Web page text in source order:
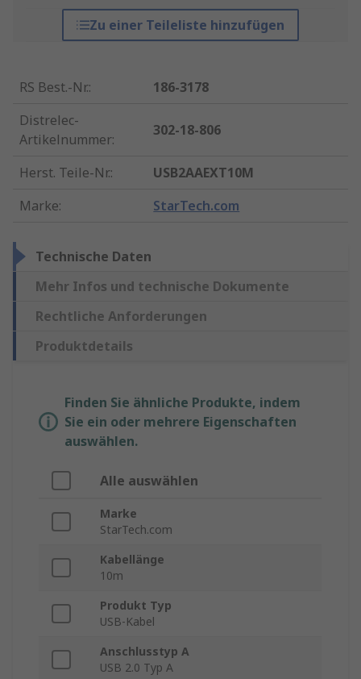
Zu einer Teileliste hinzufügen
RS Best.-Nr.:
186-3178
Distrelec-
Artikelnummer:
302-18-806
Herst. Teile-Nr.:
USB2AAEXT10M
Marke: StarTech.com
Technische Daten
Mehr Infos und technische Dokumente
Rechtliche Anforderungen
Produktdetails
Finden Sie ähnliche Produkte, indem
Sie ein oder mehrere Eigenschaften
auswählen.
Alle auswählen
Marke
StarTech.com
Kabellänge
10m
Produkt Typ
USB-Kabel
Anschlusstyp A
USB 2.0 Typ A